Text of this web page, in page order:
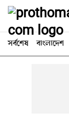
সর্বশেষ বাংলাদেশ